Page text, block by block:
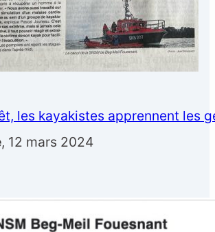
les kayakistes apprennent les
, 12 mars 2024